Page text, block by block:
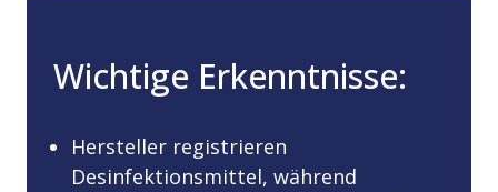
Wichtige Erkenntnisse:
Hersteller registrieren
Desinfektionsmittel, während